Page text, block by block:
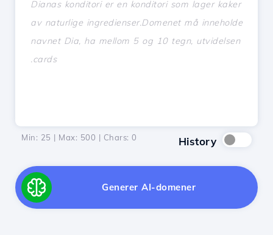
Min: 25 | Max: 500 | Chars: 0 History
Generer AI-domener